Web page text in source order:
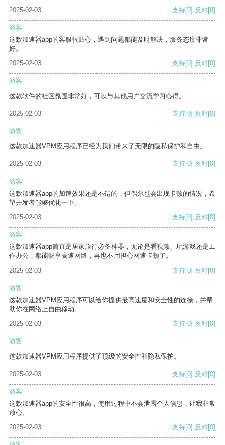
2025-02-03
支持[0] 反对[0]
游客
这款加速器app的客服很贴心，遇到问题都能及时解决，服务态度非常
好。
2025-02-03
支持[0] 反对[0]
游客
这款软件的社区氛围非常好，可以与其他用户交流学习心得。
2025-02-03 支持[0] 反对[0]
游客
这款加速器VPM应用程序已经为我们带来了无限的隐私保护和自由。
2025-02-03 支持[0] 反对[0]
游客
这款加速器app的加速效果还是不错的，但偶尔也会出现卡顿的情况，希
望开发者能够优化一下。
2025-02-03
支持[0] 反对[0]
游客
这款加速器app简直是居家旅行必备神器，无论是看视频、玩游戏还是工
作办公，都能畅享高速网络，再也不用担心网速卡顿了。
2025-02-03
支持[0] 反对[0]
游客
这款加速器VPM应用程序可以给你提供最高速度和安全性的连接，并帮
助你在网络上自由移动。
2025-02-03
支持[0] 反对[0]
游客
这款加速器VPM应用程序提供了顶级的安全性和隐私保护。
2025-02-03 支持[0] 反对[0]
游客
这款加速器app的安全性很高，使用过程中不会泄露个人信息，让我非常
放心。
2025-02-03
支持[0] 反对[0]